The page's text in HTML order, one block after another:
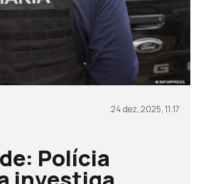
24 dez, 2025, 11:17
Polícia